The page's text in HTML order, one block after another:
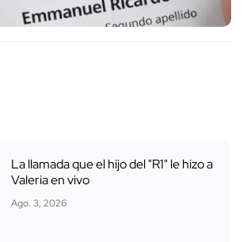
La llamada que el hijo del "R1" le hizo a
Valeria en vivo
Ago. 3, 2026